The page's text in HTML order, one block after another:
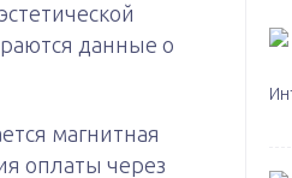
данные о
магнитная
оплаты через